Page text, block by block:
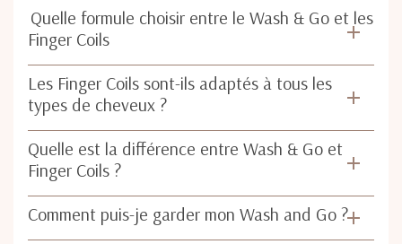
Quelle formule choisir entre le Wash & Go et les
Finger Coils
Les Finger Coils sont-ils adaptés à tous les
types de cheveux ?
Quelle est la différence entre Wash & Go et
Finger Coils ?
Comment puis-je garder mon Wash and Go ?